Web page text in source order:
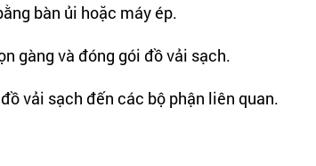
bàn ủi hoặc máy ép.
gàng và đóng gói đồ vải sạch.
vải sạch đến các bộ phận liên quan.